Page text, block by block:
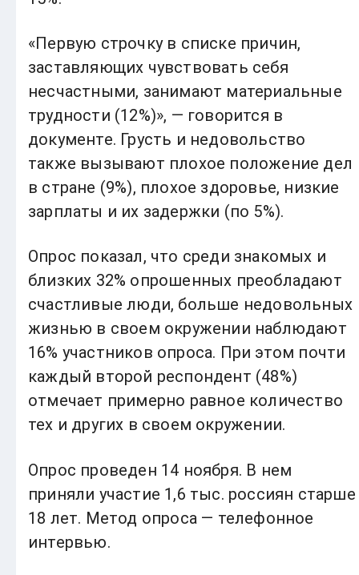
«Первую строчку в списке причин,
заставляющих чувствовать себя
несчастными, занимают материальные
трудности (12%)», — говорится в
документе. Грусть и недовольство
также вызывают плохое положение дел
в стране (9%), плохое здоровье, низкие
зарплаты и их задержки (по 5%).
Опрос показал, что среди знакомых и
близких 32% опрошенных преобладают
счастливые люди, больше недовольных
жизнью в своем окружении наблюдают
16% участников опроса. При этом почти
каждый второй респондент (48%)
отмечает примерно равное количество
тех и других в своем окружении.
Опрос проведен 14 ноября. В нем
приняли участие 1,6 тыс. россиян старше
18 лет. Метод опроса — телефонное
интервью.